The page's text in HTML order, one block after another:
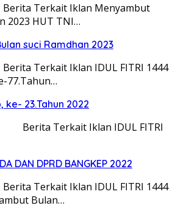
Terkait Iklan Menyambut
2023 HUT TNI…
suci Ramdhan 2023
Terkait Iklan IDUL FITRI 1444
77.Tahun…
ke- 23.Tahun 2022
Berita Terkait Iklan IDUL FITRI
DAN DPRD BANGKEP 2022
Terkait Iklan IDUL FITRI 1444
Bulan…